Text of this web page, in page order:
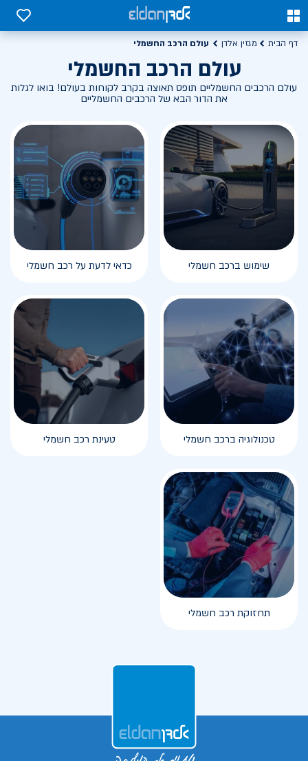
0
0
דף הבית מגזין אלדן עולם הרכב החשמלי
עולם הרכב החשמלי
עולם הרכבים החשמליים תופס תאוצה בקרב לקוחות בעולם! בואו לגלות
את הדור הבא של הרכבים החשמליים
שימוש ברכב חשמלי כדאי לדעת על רכב חשמלי
טכנולוגיה ברכב חשמלי טעינת רכב חשמלי
תחזוקת רכב חשמלי